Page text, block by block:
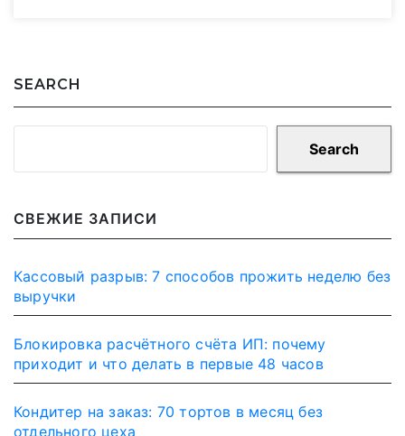
SEARCH
Search
СВЕЖИЕ ЗАПИСИ
Кассовый разрыв: 7 способов прожить неделю без
выручки
Блокировка расчётного счёта ИП: почему
приходит и что делать в первые 48 часов
Кондитер на заказ: 70 тортов в месяц без
отдельного цеха